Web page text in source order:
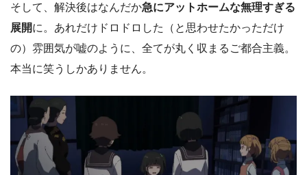
そして、解決後はなんだか急にアットホームな無理すぎる
展開に。あれだけドロドロした（と思わせたかっただけ
の）雰囲気が嘘のように、全てが丸く収まるご都合主義。
本当に笑うしかありません。